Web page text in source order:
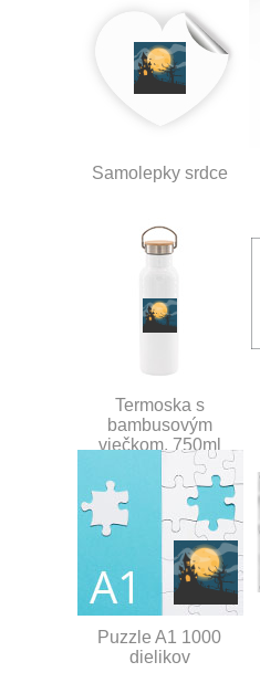
Samolepky srdce
Termoska s
bambusovým
viečkom, 750ml
Puzzle A1 1000
dielikov